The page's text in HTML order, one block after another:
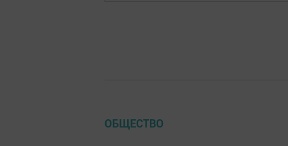
ОБЩЕСТВО